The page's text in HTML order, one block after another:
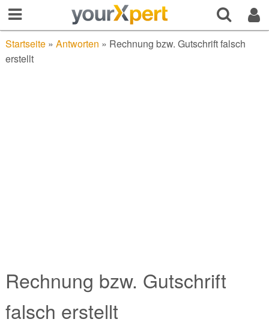
Startseite» Antworten » Rechnung bzw. Gutschrift falsch
erstellt
Rechnung bzw. Gutschrift
falsch erstellt